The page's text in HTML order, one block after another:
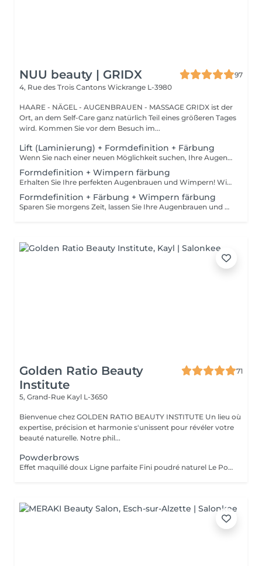
NUU beauty | GRIDX
97
4, Rue des Trois Cantons Wickrange L-3980
HAARE - NÄGEL - AUGENBRAUEN - MASSAGE GRIDX ist der
Ort, an dem Self-Care ganz natürlich Teil eines größeren Tages
wird. Kommen Sie vor dem Besuch im...
Lift (Laminierung) + Formdefinition + Färbung
Wenn Sie nach einer neuen Möglichkeit suchen, Ihre Augenbrauen zu verbessern, brauchen Sie nicht weiter zu suchen als die Augenbrauenlifting-Behandlung! Während des Prozesses bedeckt die Spezialistin die Haare mit speziellen Zusammensetzungen für langanhaltendes Styling und Fixierung. Die Augenbrauenlaminierung geht mit einer Färbung einher. Das Ergebnis sind helle, ordentliche und gepflegte Augenbrauen, und die gewünschte Form bleibt lange Zeit unverändert. Wie wird das Augenbrauenlifting durchgeführt? - Beratung (um die perfekte Form und Farbe zu besprechen) - Vorbereitung (Augenbrauen werden gewaschen und markiert) - Augenbrauenstyling wird aufgetragen - Augenbrauenfixierung wird aufgetragen - zupfen (Überschüssige Haare werden mit einer Pinzette entfernt) - färben (Farbe oder Henna wird aufgetragen) - Produkte werden von den Augenbrauen entfernt - Antiseptikum und Creme werden aufgetragen - Augenbrauen werden in die gewünschte Position gebürstet Altersbeschränkungen: empfohlenes Mindestalter ab 16 Jahren. Empfehlungen nach dem Eingriff: die Augenbrauen 24 Stunden lang nicht waschen, keine Sauna besuchen und kein Make-up auftragen. Frequenz: einmal in 6-8 Wochen.
Formdefinition + Wimpern färbung
Erhalten Sie Ihre perfekten Augenbrauen und Wimpern! Wie wird die Form Definierung + Wimpern färben durchgeführt? - Beratung (um die perfekte Form und Farbe zu besprechen) - Vorbereitung (Augenbrauen werden gewaschen und markiert) - wachsen (Überschüssige Haare werden mit Wachs entfernt) - zupfen (Überschüssige Haare werden mit einer Pinzette entfernt) - Antiseptikum und Creme werden aufgetragen - Wimpern werden gewaschen - Augencreme wird aufgetragen - Klebeband und die Patches werden aufgetragen - färben - Klebeband und die Patches werden entfernt Altersbeschränkungen: empfohlenes Mindestalter ab 12 Jahren. Empfehlungen nach dem Eingriff: in den ersten 4 Stunden nach dem Eingriff keine Makeup-Produkte auf die Haut in der Nähe der Augenbrauen auftragen. Die Wimpern 24 Stunden nach dem Eingriff nicht nass machen. Frequenz: einmal in 3-4 Wochen.
Formdefinition + Färbung + Wimpern färbung
Sparen Sie morgens Zeit, lassen Sie Ihre Augenbrauen und Wimpern machen! Wie wird die Formgebung, das Färben Augenbrauen und Wimpern durchgeführt? - Beratung (um die perfekte Form und Farbe zu besprechen) - Vorbereitung (Augenbrauen werden gewaschen und markiert) - wachsen (Überschüssige Haare werden mit Wachs entfernt) - zupfen (Überschüssige Haare werden mit einer Pinzette entfernt) - färben (Farbe oder Henna wird aufgetragen) - Überschüssige Farbe wird entfernt - Antiseptikum und Creme werden aufgetragen - Wimpern werden gewaschen - Augencreme wird aufgetragen - Klebeband und die Patches werden aufgetragen - färben - Klebeband und die Patches werden entfernt Altersbeschränkungen: empfohlenes Mindestalter ab 14 Jahren. Empfehlungen nach dem Eingriff: die Augenbrauen und Wimpern vor 24 Stunden nicht nass machen und kein Make-up auftragen. Frequenz: einmal in 3-4 Wochen.
Golden Ratio Beauty
Institute
71
5, Grand-Rue Kayl L-3650
Bienvenue chez GOLDEN RATIO BEAUTY INSTITUTE Un lieu où
expertise, précision et harmonie s'unissent pour révéler votre
beauté naturelle. Notre phil...
Powderbrows
Effet maquillé doux Ligne parfaite Fini poudré naturel Le Powder Brows, aussi appelé « technique d'ombrage » ou shading full, est une méthode de maquillage semi-permanent qui crée un effet de sourcils maquillés au crayon ou à la poudre, tout en restant subtil et aérien. Contrairement au microblading (effet poil à poil), cette technique utilise une pigmentation en dégradé, plus dense vers la queue du sourcil et plus légère à la tête, pour un résultat fondu, structuré et sans démarcation. Idéal pour : les peaux grasses ou matures (où le microblading tient moins bien), celles qui aiment un effet maquillé sans effort, redonner de la densité à des sourcils trop épilés ou décolorés. Résultat : des sourcils nets, symétriques, doux et élégants sans maquillage, tous les jours. Tenue : 1 à 2 ans selon le type de peau et les soins apportés.